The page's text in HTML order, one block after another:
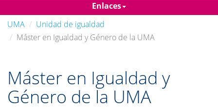
Enlaces
UMA
Unidad de igualdad
Máster en Igualdad y Género de la UMA
Máster en Igualdad y
Género de la UMA